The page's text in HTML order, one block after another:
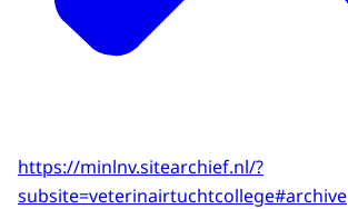
https://minlnv.sitearchief.nl/?
subsite=veterinairtuchtcollege#archive